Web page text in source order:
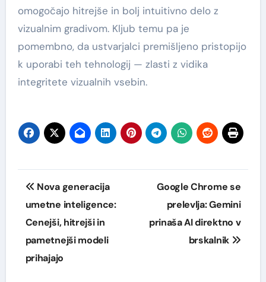
omogočajo hitrejše in bolj intuitivno delo z
vizualnim gradivom. Kljub temu pa je
pomembno, da ustvarjalci premišljeno pristopijo
k uporabi teh tehnologij — zlasti z vidika
integritete vizualnih vsebin.
Navigacija
prispevka
Nova generacija
umetne inteligence:
Cenejši, hitrejši in
pametnejši modeli
prihajajo
Google Chrome se
prelevlja: Gemini
prinaša AI direktno v
brskalnik